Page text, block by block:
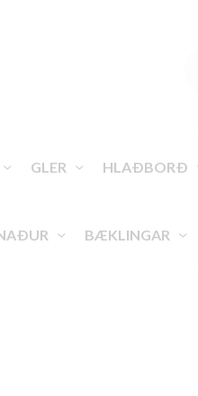
GLER HLAÐBORÐ
BÆKLINGAR